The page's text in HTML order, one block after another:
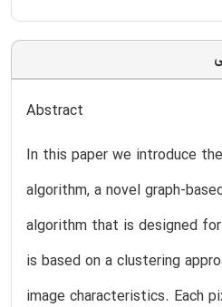
Abstract
In this paper we introduce
algorithm, a novel graph-
algorithm that is designed
is based on a clustering
image characteristics. Each